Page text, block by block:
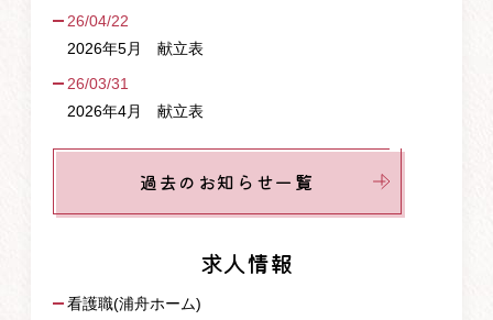
26/04/22
2026年5月 献立表
26/03/31
2026年4月 献立表
過去のお知らせ一覧
求人情報
看護職(浦舟ホーム)